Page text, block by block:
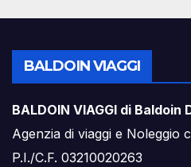
BALDOIN VIAGGI
BALDOIN VIAGGI di Baldoin
Agenzia di viaggi e Noleggio
P.I./C.F. 03210020263